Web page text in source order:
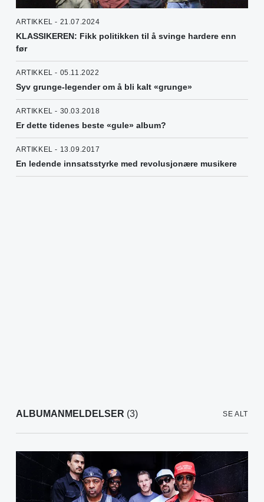
ARTIKKEL - 21.07.2024
KLASSIKEREN: Fikk politikken til å svinge hardere enn
før
ARTIKKEL - 05.11.2022
Syv grunge-legender om å bli kalt «grunge»
ARTIKKEL - 30.03.2018
Er dette tidenes beste «gule» album?
ARTIKKEL - 13.09.2017
En ledende innsatsstyrke med revolusjonære musikere
ALBUMANMELDELSER (3) SE ALT